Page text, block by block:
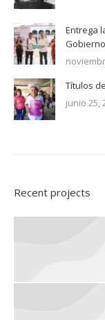
Entrega
Títulos
junio 25,
Recent projects